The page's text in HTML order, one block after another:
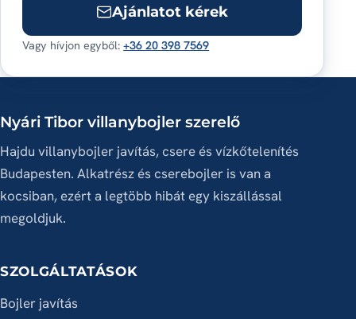
Ajánlatot kérek
Vagy hívjon egyből:+36 20 398 7569
Nyári Tibor villanybojler szerelő
Hajdu villanybojler javítás, csere és vízkőtelenítés
Budapesten. Alkatrész és cserebojler is van a
kocsiban, ezért a legtöbb hibát egy kiszállással
megoldjuk.
SZOLGÁLTATÁSOK
Bojler javítás